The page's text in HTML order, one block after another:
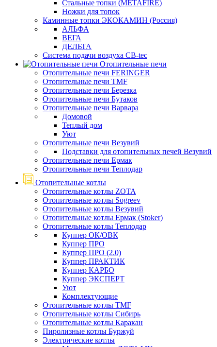
Стальные топки (METAFIRE)
Ножки для топок
Каминные топки ЭКОКАМИН (Россия)
АЛЬФА
ВЕГА
ДЕЛЬТА
Система подачи воздуха CB-tec
Отопительные печи
Отопительные печи FERINGER
Отопительные печи TMF
Отопительные печи Березка
Отопительные печи Бутаков
Отопительные печи Варвара
Домовой
Теплый дом
Уют
Отопительные печи Везувий
Подставки для отопительных печей Везувий
Отопительные печи Ермак
Отопительные печи Теплодар
Отопительные котлы
Отопительные котлы ZOTA
Отопительные котлы Sogreev
Отопительные котлы Везувий
Отопительные котлы Ермак (Stoker)
Отопительные котлы Теплодар
Куппер ОК/ОВК
Куппер ПРО
Куппер ПРО (2.0)
Куппер ПРАКТИК
Куппер КАРБО
Куппер ЭКСПЕРТ
Уют
Комплектующие
Отопительные котлы TMF
Отопительные котлы Сибирь
Отопительные котлы Каракан
Пиролизные котлы Буржуй
Электрические котлы